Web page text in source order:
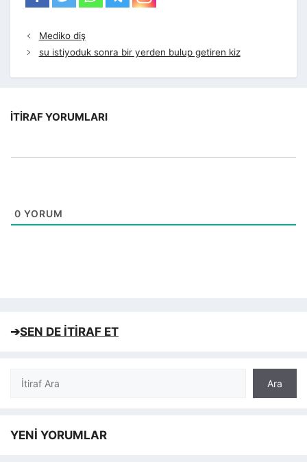
Mediko diş
su istiyoduk sonra bir yerden bulup getiren kiz
İTIRAF YORUMLARI
0 YORUM
➔SEN DE İTİRAF ET
Ara
Ara
YENİ YORUMLAR